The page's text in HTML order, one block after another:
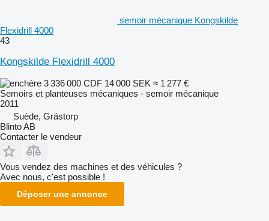
semoir mécanique Kongskilde
Flexidrill 4000
43
Kongskilde Flexidrill 4000
3 336 000 CDF 14 000 SEK ≈ 1 277 €
Semoirs et planteuses mécaniques - semoir mécanique
2011
Suède, Grästorp
Blinto AB
Contacter le vendeur
Vous vendez des machines et des véhicules ?
Avec nous, c'est possible !
Déposer une annonce